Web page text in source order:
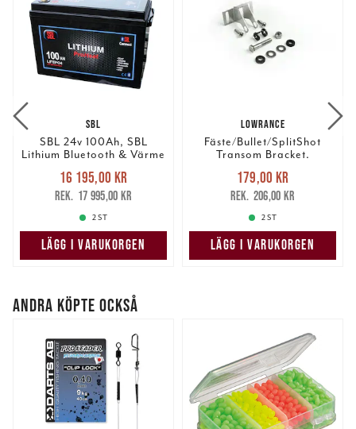
SBL
SBL 24v 100Ah, SBL
Lithium Bluetooth & Värme
Nuvarande pris
16 195,00 krTidigare pris
17 995,00 kr
16 195,00 kr
17 995,00 kr
2 ST
LÄGG I VARUKORGEN
LOWRANCE
Fäste/Bullet/SplitShot
Transom Bracket.
Nuvarande pris
179,00 krTidigare pris
206,00 kr
179,00 kr
206,00 kr
2 ST
LÄGG I VARUKORGEN
ANDRA KÖPTE OCKSÅ